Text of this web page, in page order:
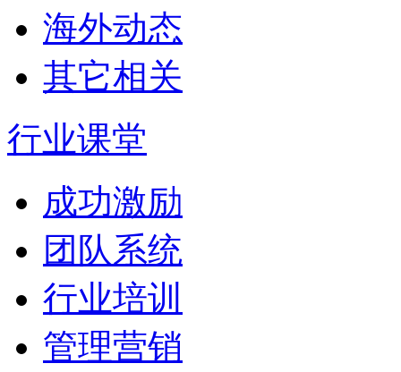
海外动态
其它相关
行业课堂
成功激励
团队系统
行业培训
管理营销